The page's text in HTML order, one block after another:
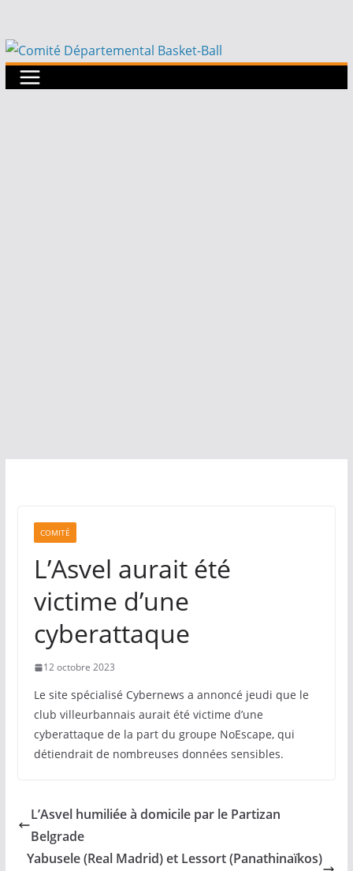
au
contenu
COMITÉ
L’Asvel aurait été
victime d’une
cyberattaque
12 octobre 2023
Le site spécialisé Cybernews a annoncé jeudi que le
club villeurbannais aurait été victime d’une
cyberattaque de la part du groupe NoEscape, qui
détiendrait de nombreuses données sensibles.
L’Asvel humiliée à domicile par le Partizan
Belgrade
Yabusele (Real Madrid) et Lessort (Panathinaïkos)